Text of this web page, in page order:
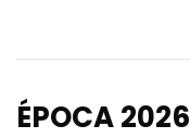
ÉPOCA 2026